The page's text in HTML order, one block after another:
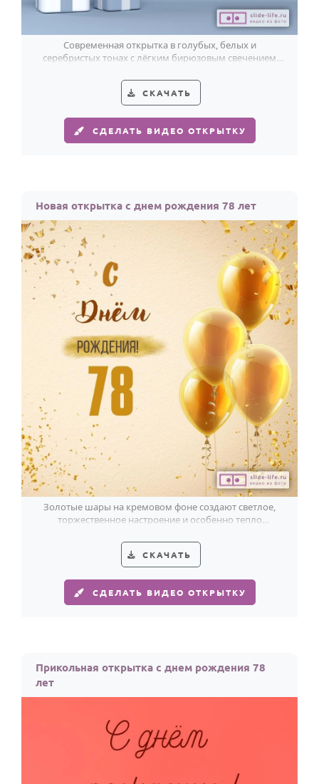
Современная открытка в голубых, белых и
серебристых тонах с лёгким бирюзовым свечением
СКАЧАТЬ
СДЕЛАТЬ ВИДЕО ОТКРЫТКУ
Новая открытка с днем рождения 78 лет
Золотые шары на кремовом фоне создают светлое,
торжественное настроение и особенно тепло
СКАЧАТЬ
СДЕЛАТЬ ВИДЕО ОТКРЫТКУ
Прикольная открытка с днем рождения 78
лет